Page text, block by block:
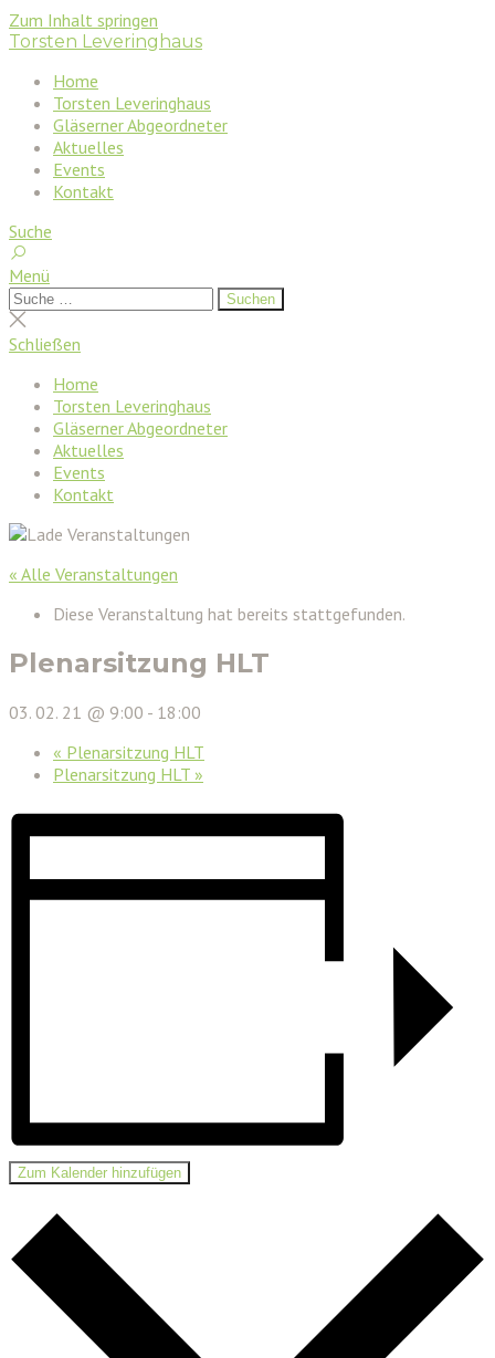
Zum Inhalt springen
Torsten Leveringhaus
Home
Torsten Leveringhaus
Gläserner Abgeordneter
Aktuelles
Events
Kontakt
Suche
Menü
Suchen
nach:
Suchen
Suche
schließen
Schließen
Home
Torsten Leveringhaus
Gläserner Abgeordneter
Aktuelles
Events
Kontakt
« Alle Veranstaltungen
Diese Veranstaltung hat bereits stattgefunden.
Plenarsitzung HLT
03. 02. 21 @ 9:00 - 18:00
« Plenarsitzung HLT
Plenarsitzung HLT »
Zum Kalender hinzufügen